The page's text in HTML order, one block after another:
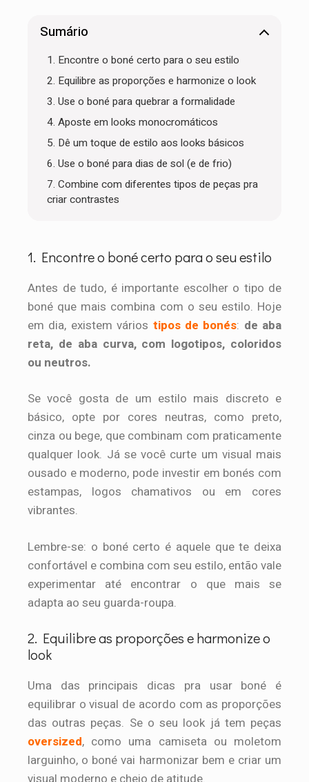
Sumário
1. Encontre o boné certo para o seu estilo
2. Equilibre as proporções e harmonize o look
3. Use o boné para quebrar a formalidade
4. Aposte em looks monocromáticos
5. Dê um toque de estilo aos looks básicos
6. Use o boné para dias de sol (e de frio)
7. Combine com diferentes tipos de peças pra
criar contrastes
1. Encontre o boné certo para o seu estilo
Antes de tudo, é importante escolher o tipo de
boné que mais combina com o seu estilo. Hoje
em dia, existem vários tipos de bonés: de aba
reta, de aba curva, com logotipos, coloridos
ou neutros.
Se você gosta de um estilo mais discreto e
básico, opte por cores neutras, como preto,
cinza ou bege, que combinam com praticamente
qualquer look. Já se você curte um visual mais
ousado e moderno, pode investir em bonés com
estampas, logos chamativos ou em cores
vibrantes.
Lembre-se: o boné certo é aquele que te deixa
confortável e combina com seu estilo, então vale
experimentar até encontrar o que mais se
adapta ao seu guarda-roupa.
2. Equilibre as proporções e harmonize o
look
Uma das principais dicas pra usar boné é
equilibrar o visual de acordo com as proporções
das outras peças. Se o seu look já tem peças
oversized, como uma camiseta ou moletom
larguinho, o boné vai harmonizar bem e criar um